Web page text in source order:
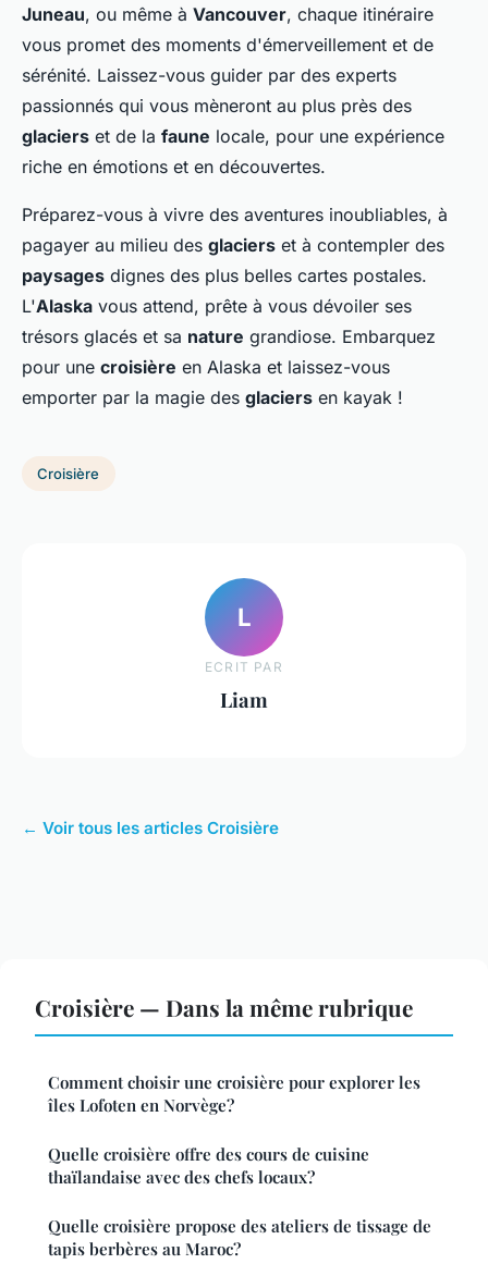
Juneau, ou même à Vancouver, chaque itinéraire
vous promet des moments d'émerveillement et de
sérénité. Laissez-vous guider par des experts
passionnés qui vous mèneront au plus près des
glaciers et de la faune locale, pour une expérience
riche en émotions et en découvertes.
Préparez-vous à vivre des aventures inoubliables, à
pagayer au milieu des glaciers et à contempler des
paysages dignes des plus belles cartes postales.
L'Alaska vous attend, prête à vous dévoiler ses
trésors glacés et sa nature grandiose. Embarquez
pour une croisière en Alaska et laissez-vous
emporter par la magie des glaciers en kayak !
Croisière
L
ECRIT PAR
Liam
← Voir tous les articles Croisière
Croisière — Dans la même rubrique
Comment choisir une croisière pour explorer les
îles Lofoten en Norvège?
Quelle croisière offre des cours de cuisine
thaïlandaise avec des chefs locaux?
Quelle croisière propose des ateliers de tissage de
tapis berbères au Maroc?